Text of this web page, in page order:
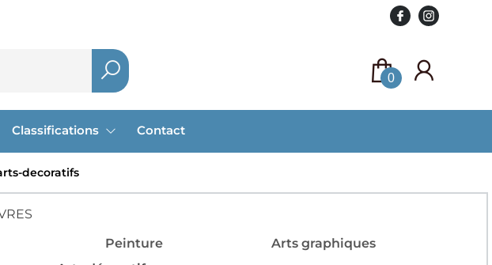
0
Classifications Contact
decoratifs
Peinture
Arts graphiques